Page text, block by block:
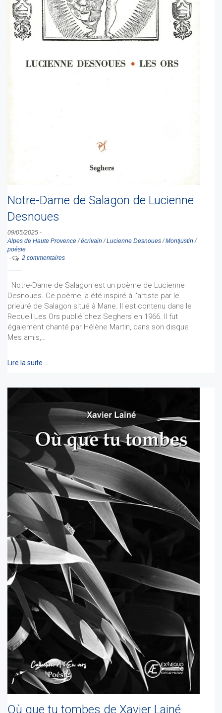
Notre-Dame de Salagon de Lucienne
Desnoues
09/05/2025 -
Alpes de Haute Provence/écrivain /Lucienne Desnoues/Montjustin /
poésie
-
2 commentaires
Notre-Dame de Salagon est un poème de Lucienne
Desnoues. Ce poème, a été inspiré à l'artiste par le
prieuré de Salagon situé à Mane. Il est contenu dans le
Recueil Les Ors publié chez Seghers en 1966. Il fut
également chanté par Hélène Martin, dans son disque
Mes amis,…
Lire la suite …
Où que tu tombes de Xavier Lainé